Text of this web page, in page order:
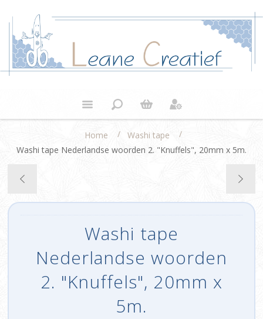
Home / Washi tape
/
Washi tape Nederlandse woorden 2. "Knuffels", 20mm x 5m.
Washi tape
Nederlandse woorden
2. "Knuffels", 20mm x
5m.